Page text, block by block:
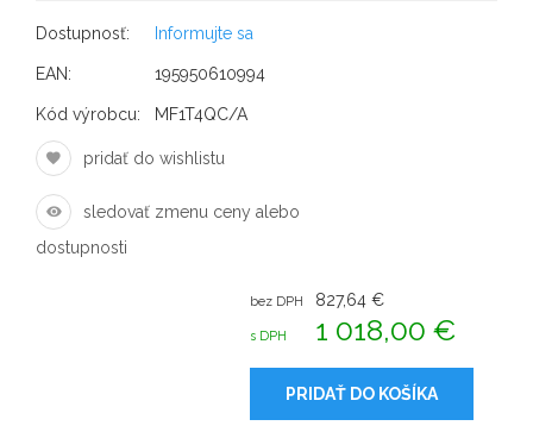
Dostupnosť: Informujte sa
EAN: 195950610994
Kód výrobcu: MF1T4QC/A
pridať do wishlistu
sledovať zmenu ceny alebo
dostupnosti
bez DPH 827,64 €
s DPH 1 018,00 €
PRIDAŤ DO KOŠÍKA